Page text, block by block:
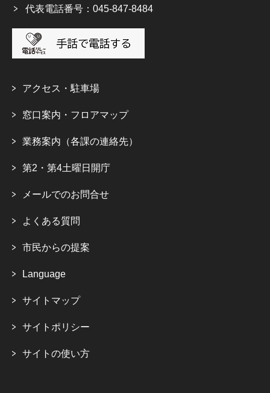
代表電話番号：045-847-8484
アクセス・駐車場
窓口案内・フロアマップ
業務案内（各課の連絡先）
第2・第4土曜日開庁
メールでのお問合せ
よくある質問
市民からの提案
Language
サイトマップ
サイトポリシー
サイトの使い方